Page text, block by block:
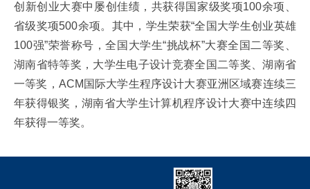
创新创业大赛中屡创佳绩，共获得国家级奖项100余项、
省级奖项500余项。其中，学生荣获“全国大学生创业英雄
100强”荣誉称号，全国大学生“挑战杯”大赛全国二等奖、
湖南省特等奖，大学生电子设计竞赛全国二等奖、湖南省
一等奖，ACM国际大学生程序设计大赛亚洲区域赛连续三
年获得银奖，湖南省大学生计算机程序设计大赛中连续四
年获得一等奖。